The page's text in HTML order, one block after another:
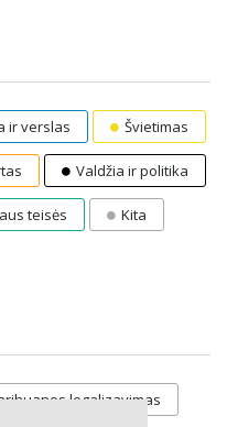
ir verslas Švietimas
Valdžia ir politika
teisės Kita
legalizavimas